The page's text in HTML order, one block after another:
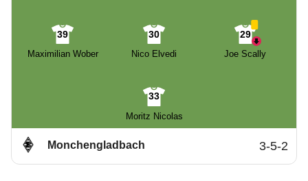
39
Maximilian Wober
30
Nico Elvedi
29
Joe Scally
33
Moritz Nicolas
Monchengladbach 3-5-2